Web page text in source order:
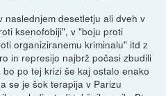
naslednjem desetletju ali dveh v
ksenofobiji", v "boju proti
organiziranemu kriminalu" itd z
in represijo najbrž počasi zbudili
po tej krizi še kaj ostalo enako
se je šok terapija v Parizu